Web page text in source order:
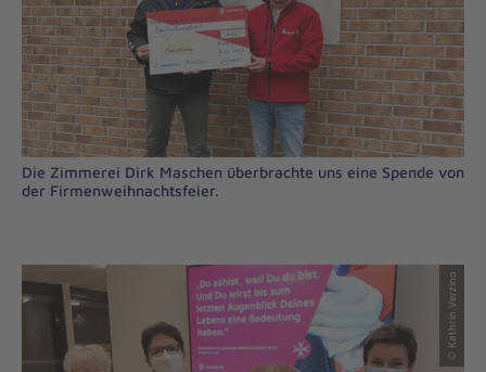
Die Zimmerei Dirk Maschen überbrachte uns eine Spende von
der Firmenweihnachtsfeier.
© Kathrin Verzino